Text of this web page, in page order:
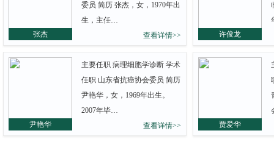
张杰
委员 简历 张杰，女，1970年出
生，主任…
查看详情>>
许俊龙
尹艳华
主要任职 病理细胞学诊断 学术
任职 山东省抗癌协会委员 简历
尹艳华，女，1969年出生。
2007年毕…
查看详情>>
贾爱华